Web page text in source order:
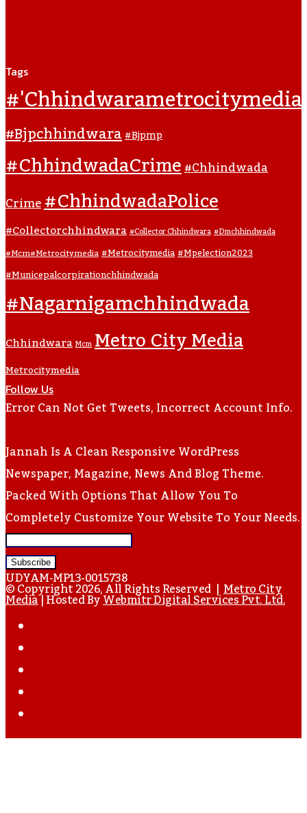
Tags
#'chhindwarametrocitymedia
#bjpchhindwara#bjpmp
#ChhindwadaCrime#Chhindwada
Crime#ChhindwadaPolice
#collectorchhindwara#collector Chhindwara#dmchhindwada
#mcm#metrocitymedia#metrocitymedia#mpelection2023
#municepalcorpirationchhindwada
#nagarnigamchhindwada
ChhindwaraMcmMetro City Media
Metrocitymedia
Follow Us
Error Can Not Get Tweets, Incorrect Account Info.
Jannah Is A Clean Responsive WordPress
Newspaper, Magazine, News And Blog Theme.
Packed With Options That Allow You To
Completely Customize Your Website To Your Needs.
Enter
Your
Email
Address
UDYAM-MP13-0015738
© Copyright 2026, All Rights Reserved |Metro City
Media| Hosted ByWebmitr Digital Services Pvt. Ltd.